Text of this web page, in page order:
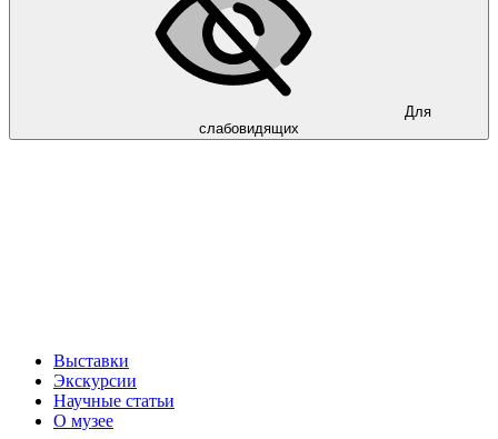
Для
слабовидящих
Выставки
Экскурсии
Научные статьи
О музее